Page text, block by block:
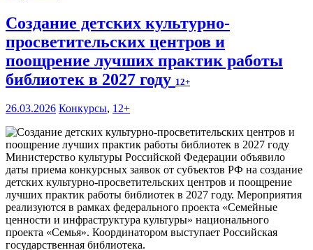
Создание детских культурно-
просветительских центров и
поощрение лучших практик работы
библиотек в 2027 году 12+
26.03.2026 Конкурсы, 12+
Министерство культуры Российской Федерации объявило
даты приема конкурсных заявок от субъектов РФ на создание
детских культурно-просветительских центров и поощрение
лучших практик работы библиотек в 2027 году. Мероприятия
реализуются в рамках федерального проекта «Семейные
ценности и инфраструктура культуры» национального
проекта «Семья». Координатором выступает Российская
государственная библиотека.